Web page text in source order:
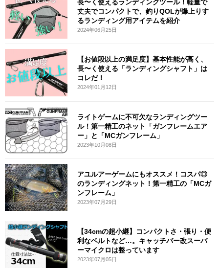
長〜く使えるランディングツール！軽量で
丈夫でコンパクトで、釣りQOLが爆上りす
るランディング用アイテムを紹介
2024年06月25日
【お値段以上の満足度】基本性能が高く、
長〜く使える「ランディングシャフト」は
コレだ！
2024年01月12日
ライトゲームに不可欠なランディングツー
ル！第一精工のネット「ガンフレームエア
ー」と「MCガンフレーム」
2023年10月08日
アユルアーゲームにもオススメ！コスパ◎
のランディングネット！第一精工の「MCガ
ンフレーム」
2023年07月29日
【34cmの超小継】コンパクトさ・張り・便
利なベルトなど…。キャッチバー改スーパ
ーマイクロは整っています
2023年07月05日